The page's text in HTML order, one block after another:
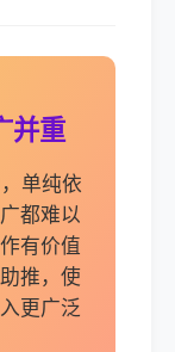
并重
单纯依
都难以
有价值
推，使
更广泛